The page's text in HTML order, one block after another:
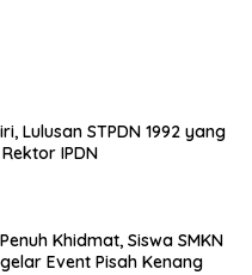
Lulusan STPDN 1992 yang
IPDN
Khidmat, Siswa SMKN
Event Pisah Kenang